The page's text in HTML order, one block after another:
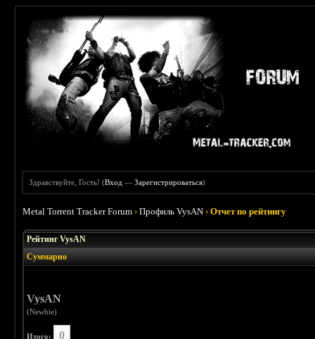
Здравствуйте, Гость! (Вход —Зарегистрироваться)
Metal Torrent Tracker Forum ›Профиль VysAN ›Отчет по рейтингу
Рейтинг VysAN
Суммарно
VysAN
(Newbie)
Итого: 0